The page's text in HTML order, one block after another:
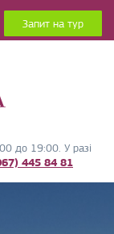
до 19:00. У разі
445 84 81
Запит на тур